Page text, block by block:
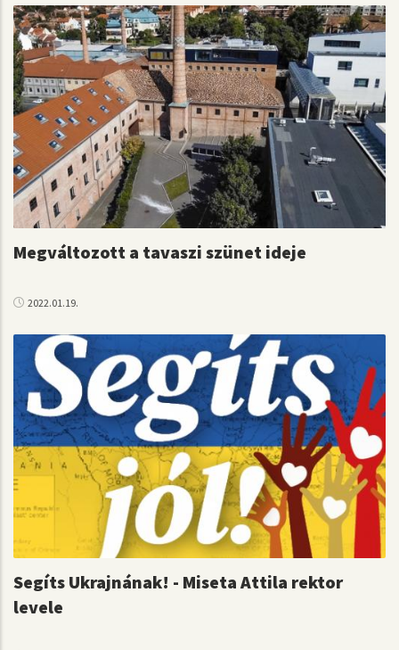
Megváltozott a tavaszi szünet ideje
2022.01.19.
Segíts Ukrajnának! - Miseta Attila rektor
levele